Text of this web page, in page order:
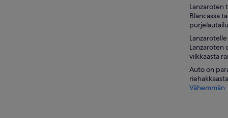
Lanzaroten
Blancassa
Lanzaroten
vilkkaasta
Auto on
Vähemmän